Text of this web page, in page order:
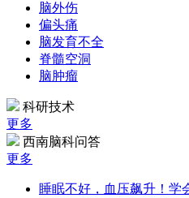
脑外伤
偏头痛
脑发育不全
脊髓空洞
脑肿瘤
科研技术
更多
西南脑科问答
更多
睡眠不好，血压飙升！学